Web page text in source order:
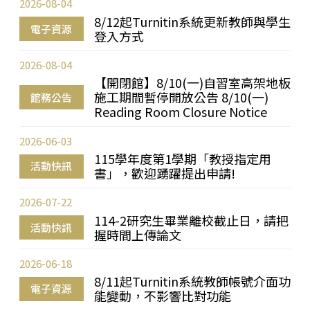
電子資源
8/12起Turnitin系統更新教師與學生
登入方式
2026-08-04
館務公告
【開閉館】8/10(一)自習室高架地板
施工期間暫停開放公告 8/10(一)
Reading Room Closure Notice
2026-08-04
活動快訊
115學年度第1學期「教授指定用
書」，歡迎踴躍提出申請!
2026-06-03
活動快訊
114-2研究生畢業離校截止日，請把
握時間上傳論文
2026-07-22
電子資源
8/11起Turnitin系統教師帳號介面功
能變動，不影響比對功能
2026-06-18